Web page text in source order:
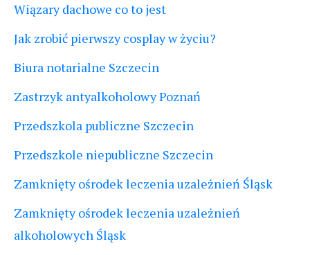
Wiązary dachowe co to jest
Jak zrobić pierwszy cosplay w życiu?
Biura notarialne Szczecin
Zastrzyk antyalkoholowy Poznań
Przedszkola publiczne Szczecin
Przedszkole niepubliczne Szczecin
Zamknięty ośrodek leczenia uzależnień Śląsk
Zamknięty ośrodek leczenia uzależnień
alkoholowych Śląsk